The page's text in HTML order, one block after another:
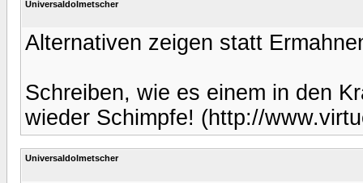
Universaldolmetscher
Alternativen zeigen statt
Schreiben, wie es einem in den
wieder Schimpfe! (http://
Universaldolmetscher